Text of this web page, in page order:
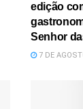
edição
Senhor
7 DE